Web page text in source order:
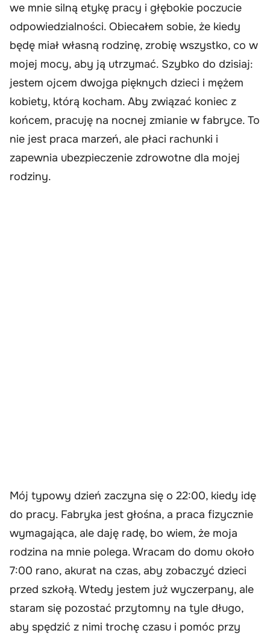
we mnie silną etykę pracy i głębokie poczucie
odpowiedzialności. Obiecałem sobie, że kiedy
będę miał własną rodzinę, zrobię wszystko, co w
mojej mocy, aby ją utrzymać. Szybko do dzisiaj:
jestem ojcem dwojga pięknych dzieci i mężem
kobiety, którą kocham. Aby związać koniec z
końcem, pracuję na nocnej zmianie w fabryce. To
nie jest praca marzeń, ale płaci rachunki i
zapewnia ubezpieczenie zdrowotne dla mojej
rodziny.
Mój typowy dzień zaczyna się o 22:00, kiedy idę
do pracy. Fabryka jest głośna, a praca fizycznie
wymagająca, ale daję radę, bo wiem, że moja
rodzina na mnie polega. Wracam do domu około
7:00 rano, akurat na czas, aby zobaczyć dzieci
przed szkołą. Wtedy jestem już wyczerpany, ale
staram się pozostać przytomny na tyle długo,
aby spędzić z nimi trochę czasu i pomóc przy